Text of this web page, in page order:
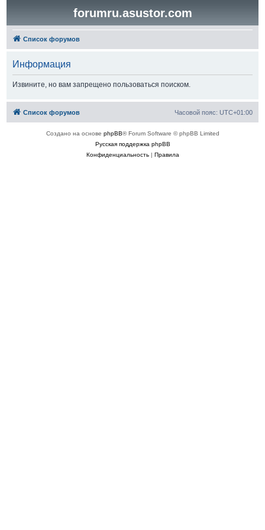
forumru.asustor.com
Список форумов
Информация
Извините, но вам запрещено пользоваться поиском.
Список форумов Часовой пояс: UTC+01:00
Создано на основе phpBB® Forum Software © phpBB Limited
Русская поддержка phpBB
Конфиденциальность| Правила